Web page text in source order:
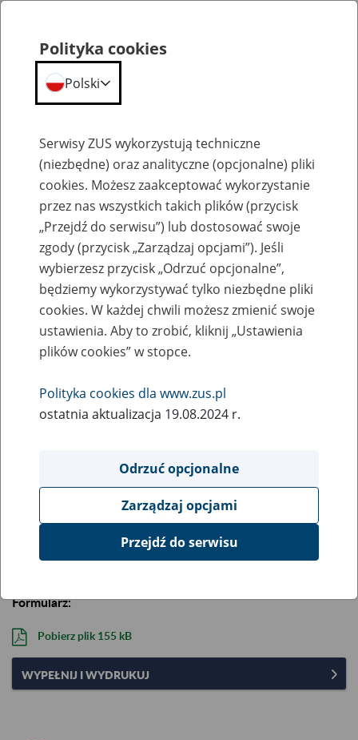
Ulgi i umorzenia
Wniosek REZ
Opis:
Wniosek o zawieszenie postępowania egzekucyjnego.
Aktualizacja formularza: 7 stycznia 2025 r.
skorzystaj z pliku „Wypełnij i wydrukuj”.Najpierw zapisz go
Reader (darmowy) lub Adobe Acrobat. Przeglądarki
internetowe (np. Chrome, Edge, Safari, Internet Explorer)
nie zapewniają odpowiedniej walidacji i dostępności
formularzy.
Formularz:
Pobierz plik 155 kB
WYPEŁNIJ I WYDRUKUJ
Polityka cookies
Polski
Serwisy ZUS wykorzystują techniczne
(niezbędne) oraz analityczne (opcjonalne) pliki
cookies. Możesz zaakceptować wykorzystanie
przez nas wszystkich takich plików (przycisk
„Przejdź do serwisu”) lub dostosować swoje
zgody (przycisk „Zarządzaj opcjami”). Jeśli
wybierzesz przycisk „Odrzuć opcjonalne”,
będziemy wykorzystywać tylko niezbędne pliki
cookies. W każdej chwili możesz zmienić swoje
ustawienia. Aby to zrobić, kliknij „Ustawienia
plików cookies” w stopce.
Polityka cookies dla www.zus.pl
ostatnia aktualizacja 19.08.2024 r.
Odrzuć opcjonalne
Zarządzaj opcjami
Przejdź do serwisu